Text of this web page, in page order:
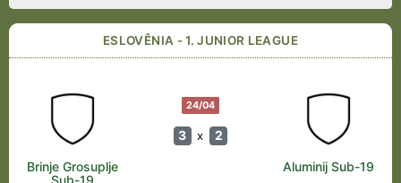
ESLOVÊNIA - 1. JUNIOR LEAGUE
24/04
3 x 2
Brinje Grosuplje
Sub-19
Aluminij Sub-19